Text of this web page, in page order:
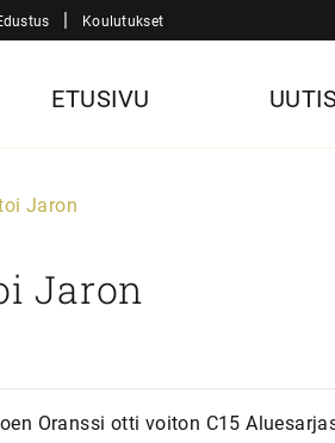
| Koulutukset
ETUSIVU
Jaron
Jaron
Oranssi otti voiton C15